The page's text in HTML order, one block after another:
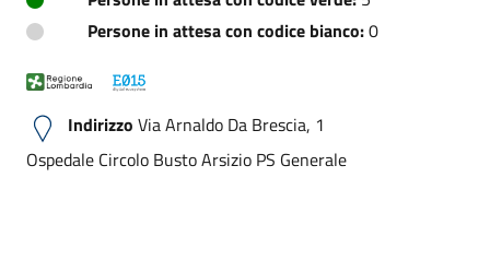
Persone in attesa con codice bianco:0
Indirizzo Via Arnaldo Da Brescia, 1
Ospedale Circolo Busto Arsizio PS Generale